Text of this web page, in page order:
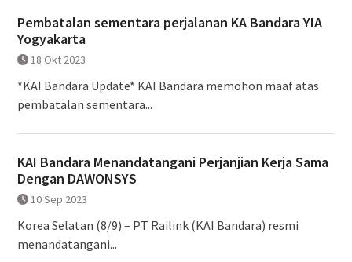
Pembatalan sementara perjalanan KA Bandara YIA
Yogyakarta
18 Okt 2023
*KAI Bandara Update* KAI Bandara memohon maaf atas
pembatalan sementara...
KAI Bandara Menandatangani Perjanjian Kerja Sama
Dengan DAWONSYS
10 Sep 2023
Korea Selatan (8/9) – PT Railink (KAI Bandara) resmi
menandatangani...